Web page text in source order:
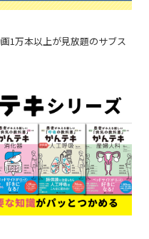
1万本以上が見放題のサブス